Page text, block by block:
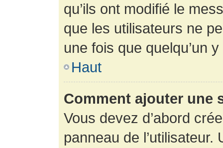
qu’ils ont modifié le
que les utilisateurs ne
une fois que quelqu’un
Haut
Comment ajouter une
Vous devez d’abord
panneau de